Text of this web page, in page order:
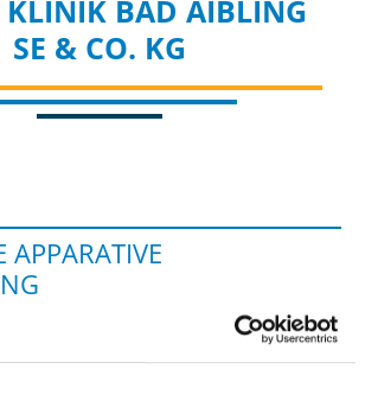
KLINIK BAD AIBLING
SE & CO. KG
APPARATIVE
ERLÄUTERUNG
NOTFALL­